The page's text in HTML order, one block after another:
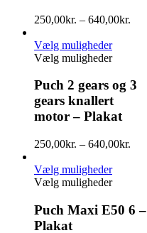
250,00kr. – 640,00kr.
Vælg muligheder
Vælg muligheder
Puch 2 gears og 3
gears knallert
motor – Plakat
250,00kr. – 640,00kr.
Vælg muligheder
Vælg muligheder
Puch Maxi E50 6 –
Plakat